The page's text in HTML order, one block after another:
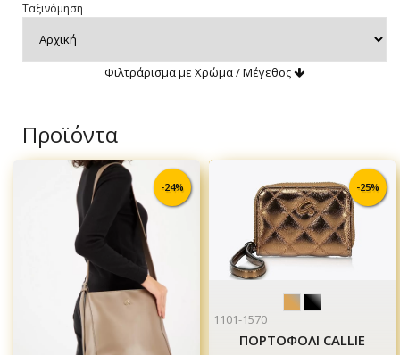
Ταξινόμηση
Φιλτράρισμα με Χρώμα / Μέγεθος
Προϊόντα
-24% -25%
1101-1570
ΠΟΡΤΟΦΟΛΙ CALLIE